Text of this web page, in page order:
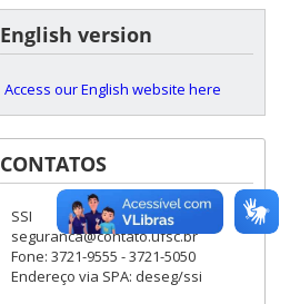
English version
Access our English website here
CONTATOS
SSI
seguranca@contato.ufsc.br
Fone: 3721-9555 - 3721-5050
Endereço via SPA: deseg/ssi